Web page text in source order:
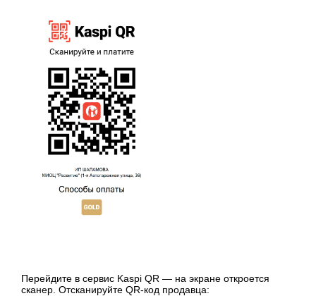
Перейдите в сервис Kaspi QR — на экране откроется
сканер. Отсканируйте QR-код продавца: